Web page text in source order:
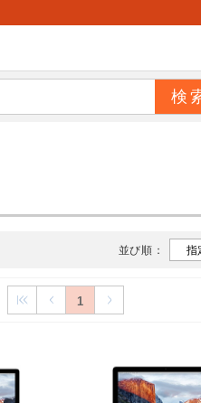
並び順：
1